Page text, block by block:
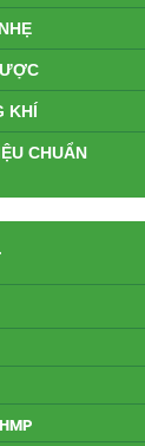
KHÍ
CHUẨN